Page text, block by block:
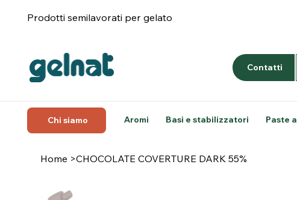
Prodotti semilavorati per gelato
Contatti
Chi siamo Aromi Basi e stabilizzatori Paste
Home >CHOCOLATE COVERTURE DARK 55%